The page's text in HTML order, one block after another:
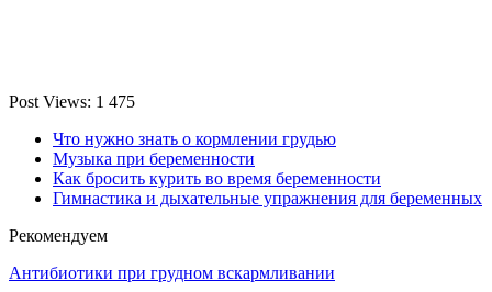
Post Views: 1 475
Что нужно знать о кормлении грудью
Музыка при беременности
Как бросить курить во время беременности
Гимнастика и дыхательные упражнения для беременных
Рекомендуем
Антибиотики при грудном вскармливании